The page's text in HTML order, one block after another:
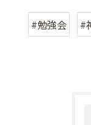
#勉強会 #